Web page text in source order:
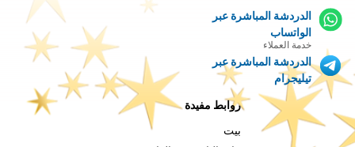
الدردشة المباشرة عبر
الواتساب
خدمة العملاء
الدردشة المباشرة عبر
تيليجرام
روابط مفيدة
بيت